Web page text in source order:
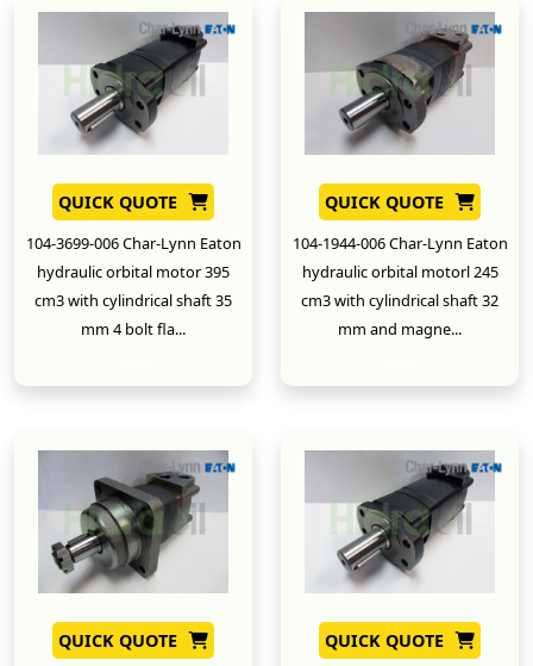
QUICK QUOTE
104-3699-006 Char-Lynn Eaton
hydraulic orbital motor 395
cm3 with cylindrical shaft 35
mm 4 bolt fla...
QUICK QUOTE
104-1944-006 Char-Lynn Eaton
hydraulic orbital motorl 245
cm3 with cylindrical shaft 32
mm and magne...
QUICK QUOTE QUICK QUOTE